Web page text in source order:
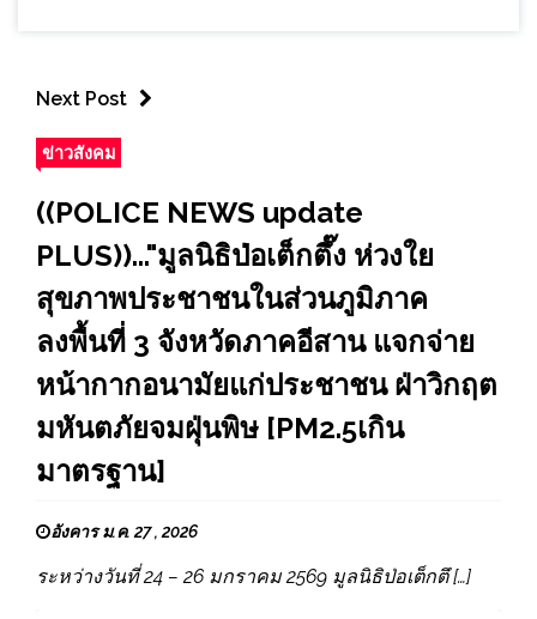
Next Post
ข่าวสังคม
((POLICE NEWS update
PLUS))..."มูลนิธิป่อเต็กตึ๊ง ห่วงใย
สุขภาพประชาชนในส่วนภูมิภาค
ลงพื้นที่ 3 จังหวัดภาคอีสาน แจกจ่าย
หน้ากากอนามัยแก่ประชาชน ฝ่าวิกฤต
มหันตภัยจมฝุ่นพิษ [PM2.5เกิน
มาตรฐาน]
อังคาร ม.ค. 27 , 2026
ระหว่างวันที่ 24 – 26 มกราคม 2569 มูลนิธิป่อเต็กตึ […]